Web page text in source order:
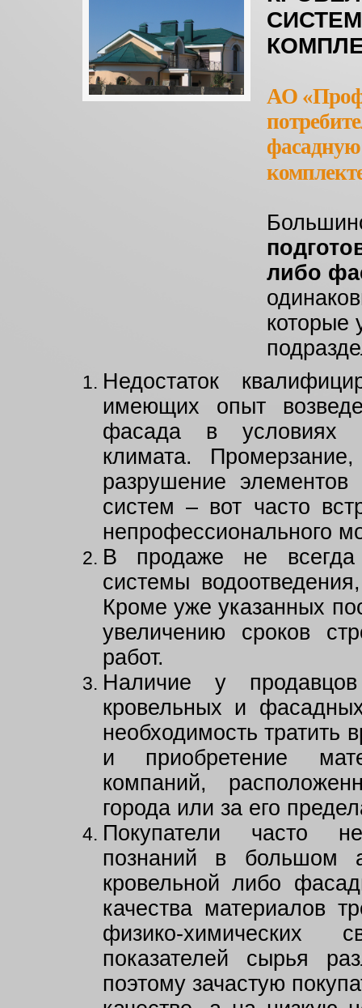
АО
либо
которые
Недостаток
имеющих опыт
фасада в условиях
климата.
разрушение
систем – вот часто
непрофессионального
В продаже не всегда
системы
Кроме уже указанных
увеличению сроков
работ.
Наличие у
кровельных и
необходимость тратить
и приобретение
компаний,
города или за его
Покупатели часто
познаний в большом
кровельной либо
качества материалов
физико-химических
показателей сырья
поэтому зачастую